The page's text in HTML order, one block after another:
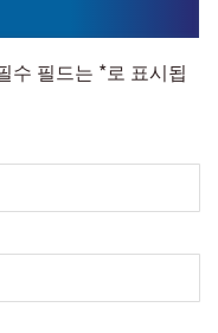
수 필드는 *로 표시됩